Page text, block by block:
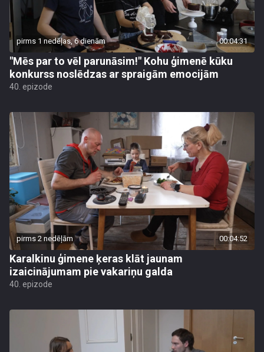
pirms 1 nedēļas, 6 dienām 00:04:31
"Mēs par to vēl parunāsim!" Kohu ģimenē kūku
konkurss noslēdzas ar spraigām emocijām
40. epizode
pirms 2 nedēļām 00:04:52
Karalkinu ģimene ķeras klāt jaunam
izaicinājumam pie vakariņu galda
40. epizode